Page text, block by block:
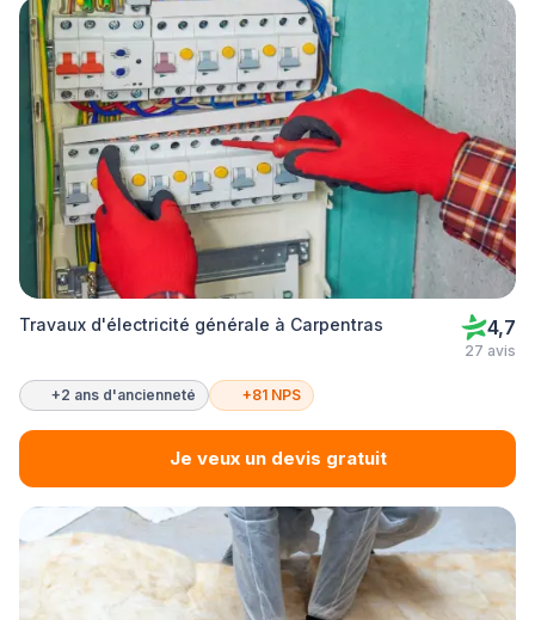
Travaux d'électricité générale à Carpentras 4,7
27 avis
+2 ans d'ancienneté +81 NPS
Je veux un devis gratuit